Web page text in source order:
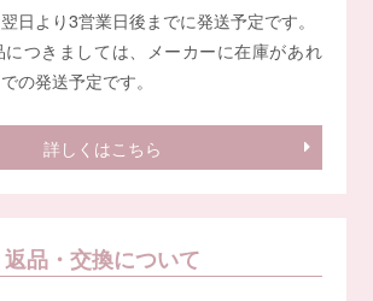
日より3営業日後までに発送予定です。
つきましては、メーカーに在庫があれ
の発送予定です。
詳しくはこちら
返品・交換について